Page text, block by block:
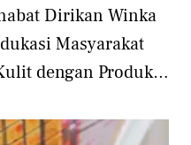
Dirikan Winka
Masyarakat
dengan Produk